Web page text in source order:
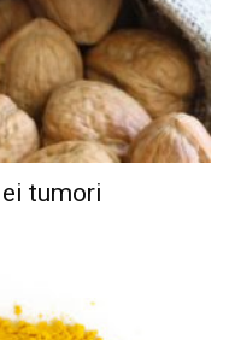
tumori